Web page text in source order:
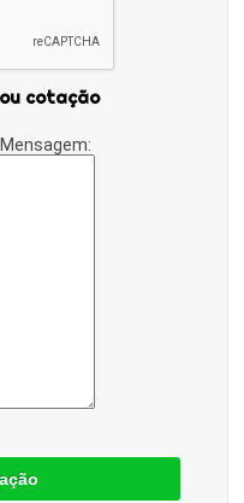
cotação
Mensagem: